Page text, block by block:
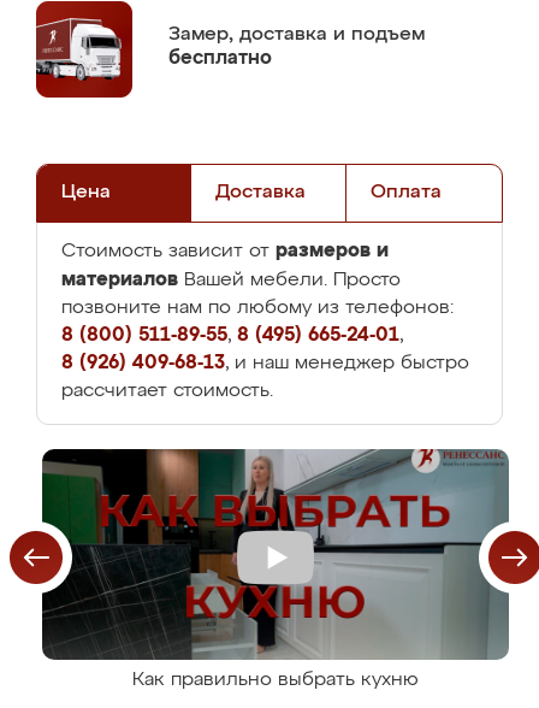
Замер, доставка и подъем
бесплатно
Цена Доставка Оплата
Стоимость зависит от размеров и
материалов Вашей мебели. Просто
позвоните нам по любому из телефонов:
8 (800) 511-89-55, 8 (495) 665-24-01,
8 (926) 409-68-13, и наш менеджер быстро
рассчитает стоимость.
Как правильно выбрать кухню